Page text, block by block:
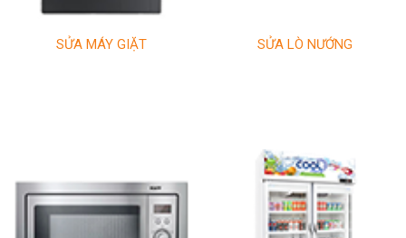
SỬA MÁY GIẶT SỬA LÒ NƯỚNG